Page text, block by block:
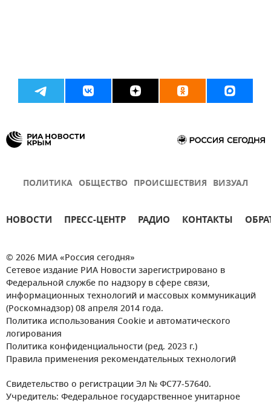
ПОЛИТИКА ОБЩЕСТВО ПРОИСШЕСТВИЯ ВИЗУАЛ
НОВОСТИ ПРЕСС-ЦЕНТР РАДИО КОНТАКТЫ
© 2026 МИА «Россия сегодня»
Сетевое издание РИА Новости зарегистрировано в
Федеральной службе по надзору в сфере связи,
информационных технологий и массовых коммуникаций
(Роскомнадзор) 08 апреля 2014 года.
Политика использования Cookie и автоматического
логирования
Политика конфиденциальности (ред. 2023 г.)
Правила применения рекомендательных технологий
Свидетельство о регистрации Эл № ФС77-57640.
Учредитель: Федеральное государственное унитарное